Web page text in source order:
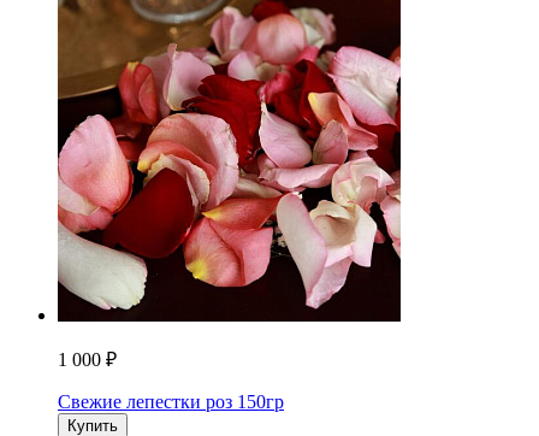
1 000 ₽
Свежие лепестки роз 150гр
Купить